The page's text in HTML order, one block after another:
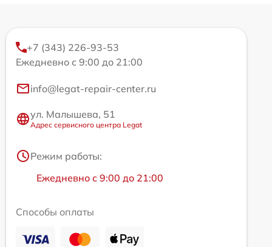
+7 (343) 226-93-53
Ежедневно с 9:00 до 21:00
info@legat-repair-center.ru
ул. Малышева, 51
Адрес сервисного центра Legat
Режим работы:
Ежедневно с 9:00 до 21:00
Способы оплаты